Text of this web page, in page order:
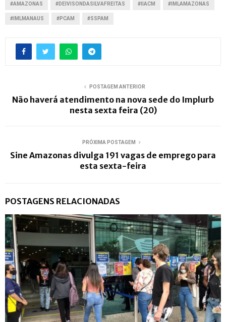
#AMAZONAS #DEIVISONDASILVAFREITAS #IIACM #IMLAMAZONAS
#IMLMANAUS #PCAM #SSPAM
POSTAGEM ANTERIOR
Não haverá atendimento na nova sede do Implurb
nesta sexta feira (20)
PRÓXIMA POSTAGEM
Sine Amazonas divulga 191 vagas de emprego para
esta sexta-feira
POSTAGENS RELACIONADAS